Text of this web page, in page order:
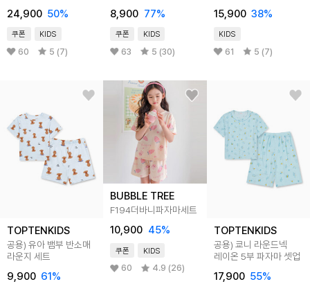
24,900 50%
쿠폰 KIDS
60 5 (7)
8,900 77%
쿠폰 KIDS
63 5 (30)
15,900 38%
KIDS
61 5 (7)
TOPTENKIDS
공용) 유아 뱀부 반소매
라운지 세트
9,900 61%
BUBBLE TREE
F194더바니파자마세트
10,900 45%
쿠폰 KIDS
60 4.9 (26)
TOPTENKIDS
공용) 쿄니 라운드넥
레이온 5부 파자마 셋업
17,900 55%